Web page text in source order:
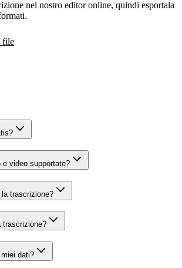
nel nostro editor online, quindi esportala
file
video supportate?
trascrizione?
trascrizione?
dati?